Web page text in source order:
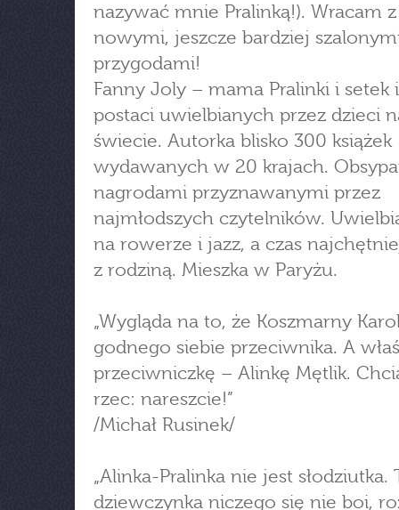
nazywać mnie Pralinką!). Wracam z
nowymi, jeszcze bardziej
przygodami!
Fanny Joly – mama Pralinki i setek
postaci uwielbianych przez dzieci
świecie. Autorka blisko 300 książek
wydawanych w 20 krajach.
nagrodami przyznawanymi przez
najmłodszych czytelników.
na rowerze i jazz, a czas
z rodziną. Mieszka w Paryżu.
„Wygląda na to, że Koszmarny
godnego siebie przeciwnika. A
przeciwniczkę – Alinkę Mętlik.
rzec: nareszcie!”
/Michał Rusinek/
„Alinka-Pralinka nie jest słodziutka.
dziewczynka niczego się nie boi,